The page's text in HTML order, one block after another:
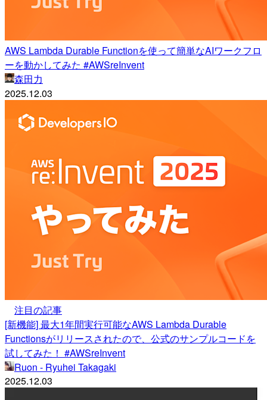
AWS Lambda Durable Functionを使って簡単なAIワークフロ
ーを動かしてみた #AWSreInvent
森田力
2025.12.03
注目の記事
[新機能] 最大1年間実行可能なAWS Lambda Durable
Functionsがリリースされたので、公式のサンプルコードを
試してみた！ #AWSreInvent
Ruon - Ryuhei Takagaki
2025.12.03